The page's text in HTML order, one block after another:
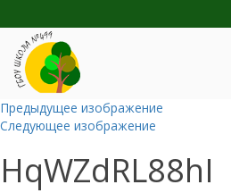
Предыдущее изображение
Следующее изображение
HqWZdRL88hI